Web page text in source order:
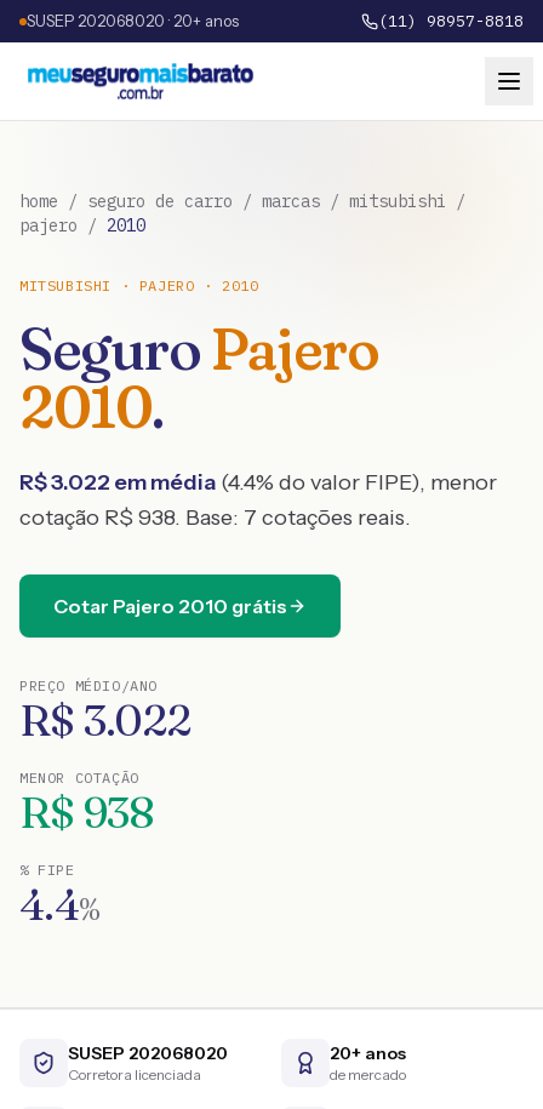
SUSEP 202068020 · 20+ anos (11) 98957-8818
home / seguro de carro / marcas / mitsubishi /
pajero / 2010
MITSUBISHI · PAJERO · 2010
SeguroPajero
2010.
R$3.022 em média (4.4% do valor FIPE), menor
cotação R$ 938. Base: 7 cotações reais.
Cotar Pajero 2010 grátis
PREÇO MÉDIO/ANO
R$ 3.022
MENOR COTAÇÃO
R$ 938
% FIPE
4.4%
SUSEP 202068020
Corretora licenciada
20+ anos
de mercado